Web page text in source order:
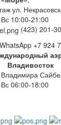
ул.
10:00-21:00
(423) 201-
+7 924
06:00-18:00